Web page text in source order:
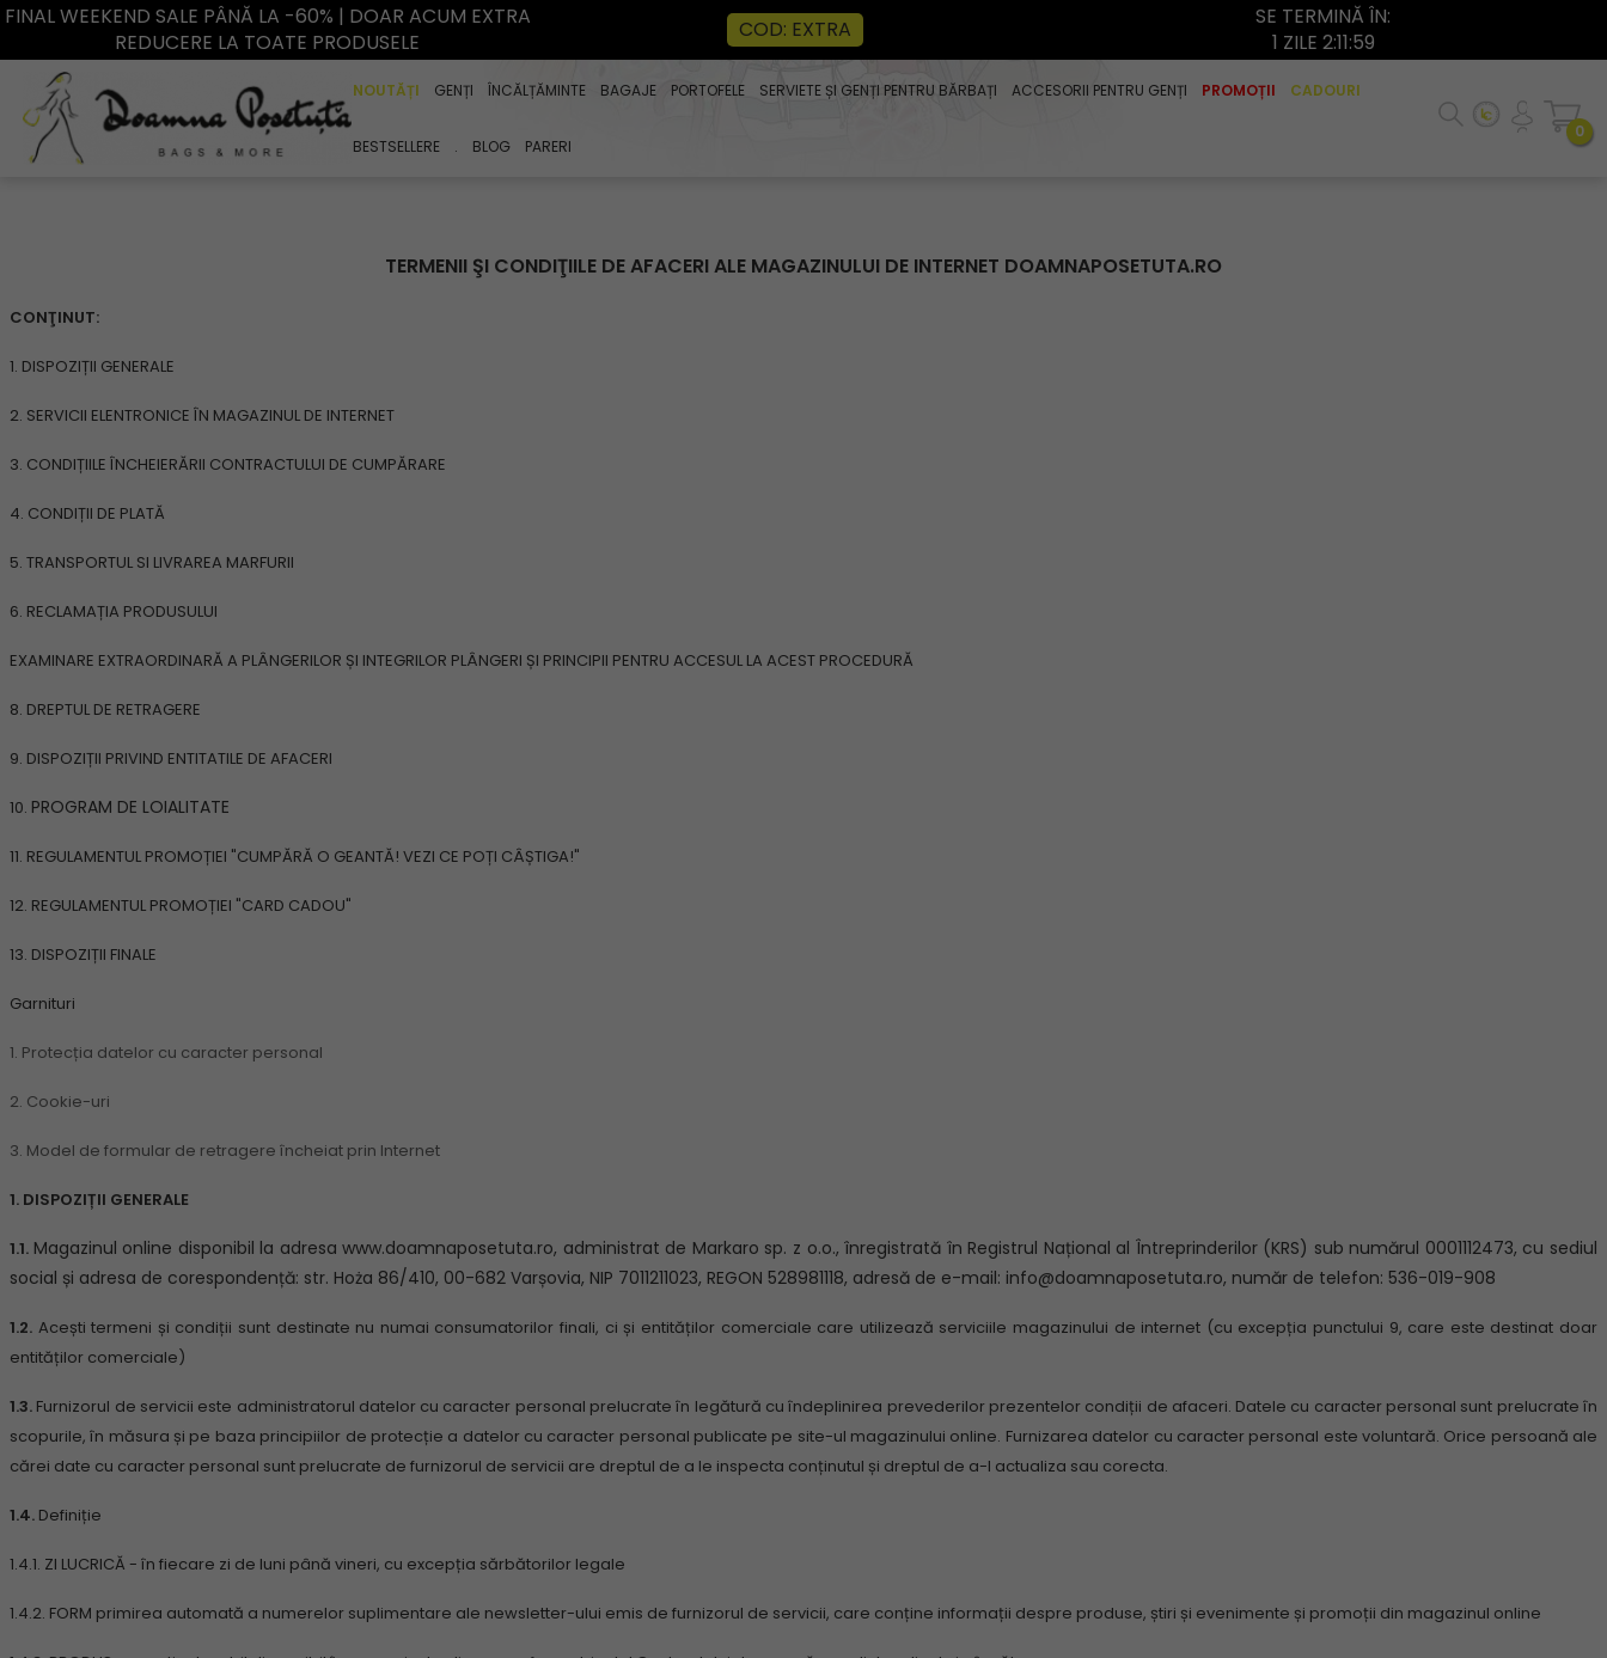
FINAL WEEKEND SALE PÂNĂ LA -60% | DOAR ACUM EXTRA
REDUCERE LA TOATE PRODUSELE
COD: EXTRA
SE TERMINĂ ÎN:
1 ZILE 2:11:58
NOUTĂȚI GENȚI ÎNCĂLȚĂMINTE BAGAJE PORTOFELE SERVIETE ȘI GENȚI PENTRU BĂRBAȚI ACCESORII PENTRU GENȚI PROMOȚII CADOURI
BESTSELLERE . BLOG PARERI
0
TERMENII ŞI CONDIŢIILE DE AFACERI ALE MAGAZINULUI DE INTERNET DOAMNAPOSETUTA.RO
CONŢINUT:
1. DISPOZIȚII GENERALE
2. SERVICII ELENTRONICE ÎN MAGAZINUL DE INTERNET
3. CONDIȚIILE ÎNCHEIERĂRII CONTRACTULUI DE CUMPĂRARE
4. CONDIȚII DE PLATĂ
5. TRANSPORTUL SI LIVRAREA MARFURII
6. RECLAMAȚIA PRODUSULUI
EXAMINARE EXTRAORDINARĂ A PLÂNGERILOR ȘI INTEGRILOR PLÂNGERI ȘI PRINCIPII PENTRU ACCESUL LA ACEST PROCEDURĂ
8. DREPTUL DE RETRAGERE
9. DISPOZIȚII PRIVIND ENTITATILE DE AFACERI
10. PROGRAM DE LOIALITATE
11. REGULAMENTUL PROMOȚIEI "CUMPĂRĂ O GEANTĂ! VEZI CE POȚI CÂȘTIGA!"
12. REGULAMENTUL PROMOȚIEI "CARD CADOU"
13. DISPOZIȚII FINALE
Garnituri
1. Protecția datelor cu caracter personal
2. Cookie-uri
3. Model de formular de retragere încheiat prin Internet
1. DISPOZIȚII GENERALE
1.1. Magazinul online disponibil la adresa www.doamnaposetuta.ro, administrat de Markaro sp. z o.o., înregistrată în Registrul Național al Întreprinderilor (KRS) sub numărul 0001112473, cu sediul
social și adresa de corespondență: str. Hoża 86/410, 00-682 Varșovia, NIP 7011211023, REGON 528981118, adresă de e-mail: info@doamnaposetuta.ro, număr de telefon: 536-019-908
1.2. Acești termeni și condiții sunt destinate nu numai consumatorilor finali, ci și entităților comerciale care utilizează serviciile magazinului de internet (cu excepția punctului 9, care este destinat doar
entităților comerciale)
1.3. Furnizorul de servicii este administratorul datelor cu caracter personal prelucrate în legătură cu îndeplinirea prevederilor prezentelor condiții de afaceri. Datele cu caracter personal sunt prelucrate în
scopurile, în măsura și pe baza principiilor de protecție a datelor cu caracter personal publicate pe site-ul magazinului online. Furnizarea datelor cu caracter personal este voluntară. Orice persoană ale
cărei date cu caracter personal sunt prelucrate de furnizorul de servicii are dreptul de a le inspecta conținutul și dreptul de a-l actualiza sau corecta.
1.4. Definiție
1.4.1. ZI LUCRICĂ - în fiecare zi de luni până vineri, cu excepția sărbătorilor legale
1.4.2. FORM primirea automată a numerelor suplimentare ale newsletter-ului emis de furnizorul de servicii, care conține informații despre produse, știri și evenimente și promoții din magazinul online